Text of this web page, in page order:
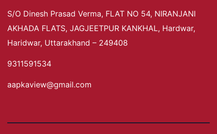
S/O Dinesh Prasad Verma, FLAT NO 54, NIRANJANI
AKHADA FLATS, JAGJEETPUR KANKHAL, Hardwar,
Haridwar, Uttarakhand – 249408
9311591534
aapkaview@gmail.com